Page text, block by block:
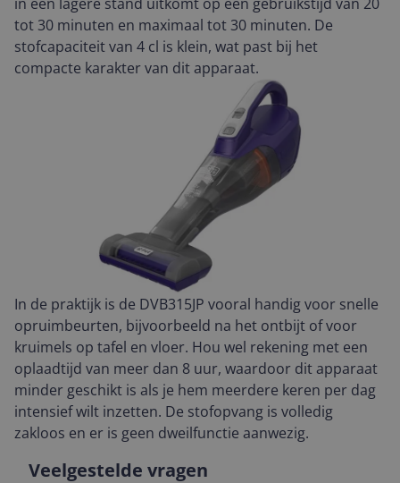
tot 30 minuten en maximaal tot 30 minuten. De
stofcapaciteit van 4 cl is klein, wat past bij het
compacte karakter van dit apparaat.
In de praktijk is de DVB315JP vooral handig voor snelle
opruimbeurten, bijvoorbeeld na het ontbijt of voor
kruimels op tafel en vloer. Hou wel rekening met een
oplaadtijd van meer dan 8 uur, waardoor dit apparaat
minder geschikt is als je hem meerdere keren per dag
intensief wilt inzetten. De stofopvang is volledig
zakloos en er is geen dweilfunctie aanwezig.
Veelgestelde vragen